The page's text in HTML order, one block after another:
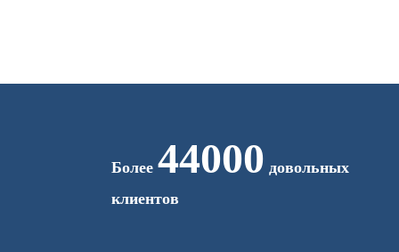
Более 44000 довольных
клиентов